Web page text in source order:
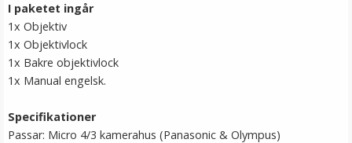
I paketet ingår
1x Objektiv
1x Objektivlock
1x Bakre objektivlock
1x Manual engelsk.
Specifikationer
Passar: Micro 4/3 kamerahus (Panasonic & Olympus)